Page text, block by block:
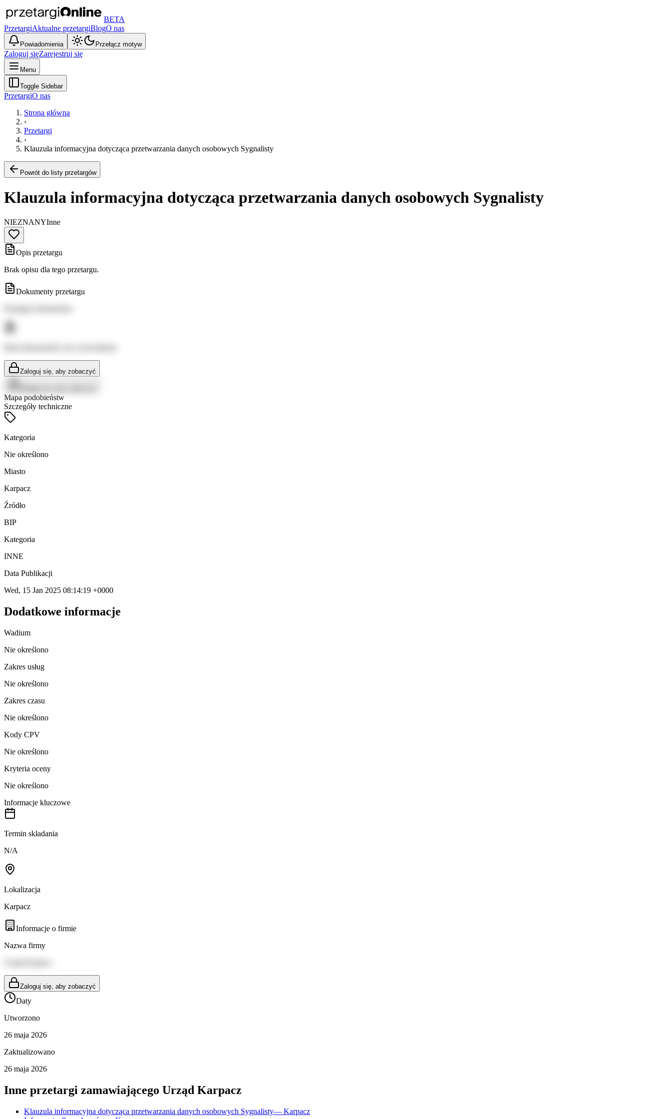
BETA
PrzetargiAktualne przetargiBlogO nas
Powiadomienia Przełącz motyw
Zaloguj sięZarejestruj się
Menu
Toggle Sidebar
PrzetargiO nas
Strona główna
›
Przetargi
›
Klauzula informacyjna dotycząca przetwarzania danych osobowych Sygnalisty
Powrót do listy przetargów
Klauzula informacyjna dotycząca przetwarzania danych osobowych Sygnalisty
NIEZNANYInne
Opis przetargu
Brak opisu dla tego przetargu.
Dokumenty przetargu
Zaloguj się, aby zobaczyć
Mapa podobieństw
Szczegóły techniczne
Kategoria
Nie określono
Miasto
Karpacz
Źródło
BIP
Kategoria
INNE
Data Publikacji
Wed, 15 Jan 2025 08:14:19 +0000
Dodatkowe informacje
Wadium
Nie określono
Zakres usług
Nie określono
Zakres czasu
Nie określono
Kody CPV
Nie określono
Kryteria oceny
Nie określono
Informacje kluczowe
Termin składania
N/A
Lokalizacja
Karpacz
Informacje o firmie
Nazwa firmy
Zaloguj się, aby zobaczyć
Daty
Utworzono
26 maja 2026
Zaktualizowano
26 maja 2026
Inne przetargi zamawiającego Urząd Karpacz
Klauzula informacyjna dotycząca przetwarzania danych osobowych Sygnalisty— Karpacz